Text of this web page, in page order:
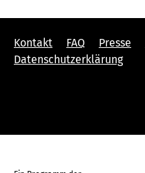
Kontakt FAQ Presse
Datenschutzerklärung